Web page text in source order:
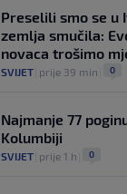
Preselili smo se u
zemlja smučila:
novaca trošimo
SVIJET prije 39 min 0
Najmanje 77
Kolumbiji
SVIJET prije 1 h 0